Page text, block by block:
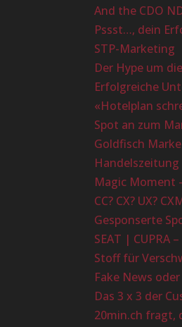
And the CDO
Pssst…, dein
STP-Marketing
Der Hype um
Erfolgreiche
«Hotelplan
Spot an zum
Goldfisch
Magic Moment
CC? CX? UX?
Gesponserte
SEAT | CUPRA
Stoff für
Fake News oder
Das 3 x 3 der
20min.ch fragt,